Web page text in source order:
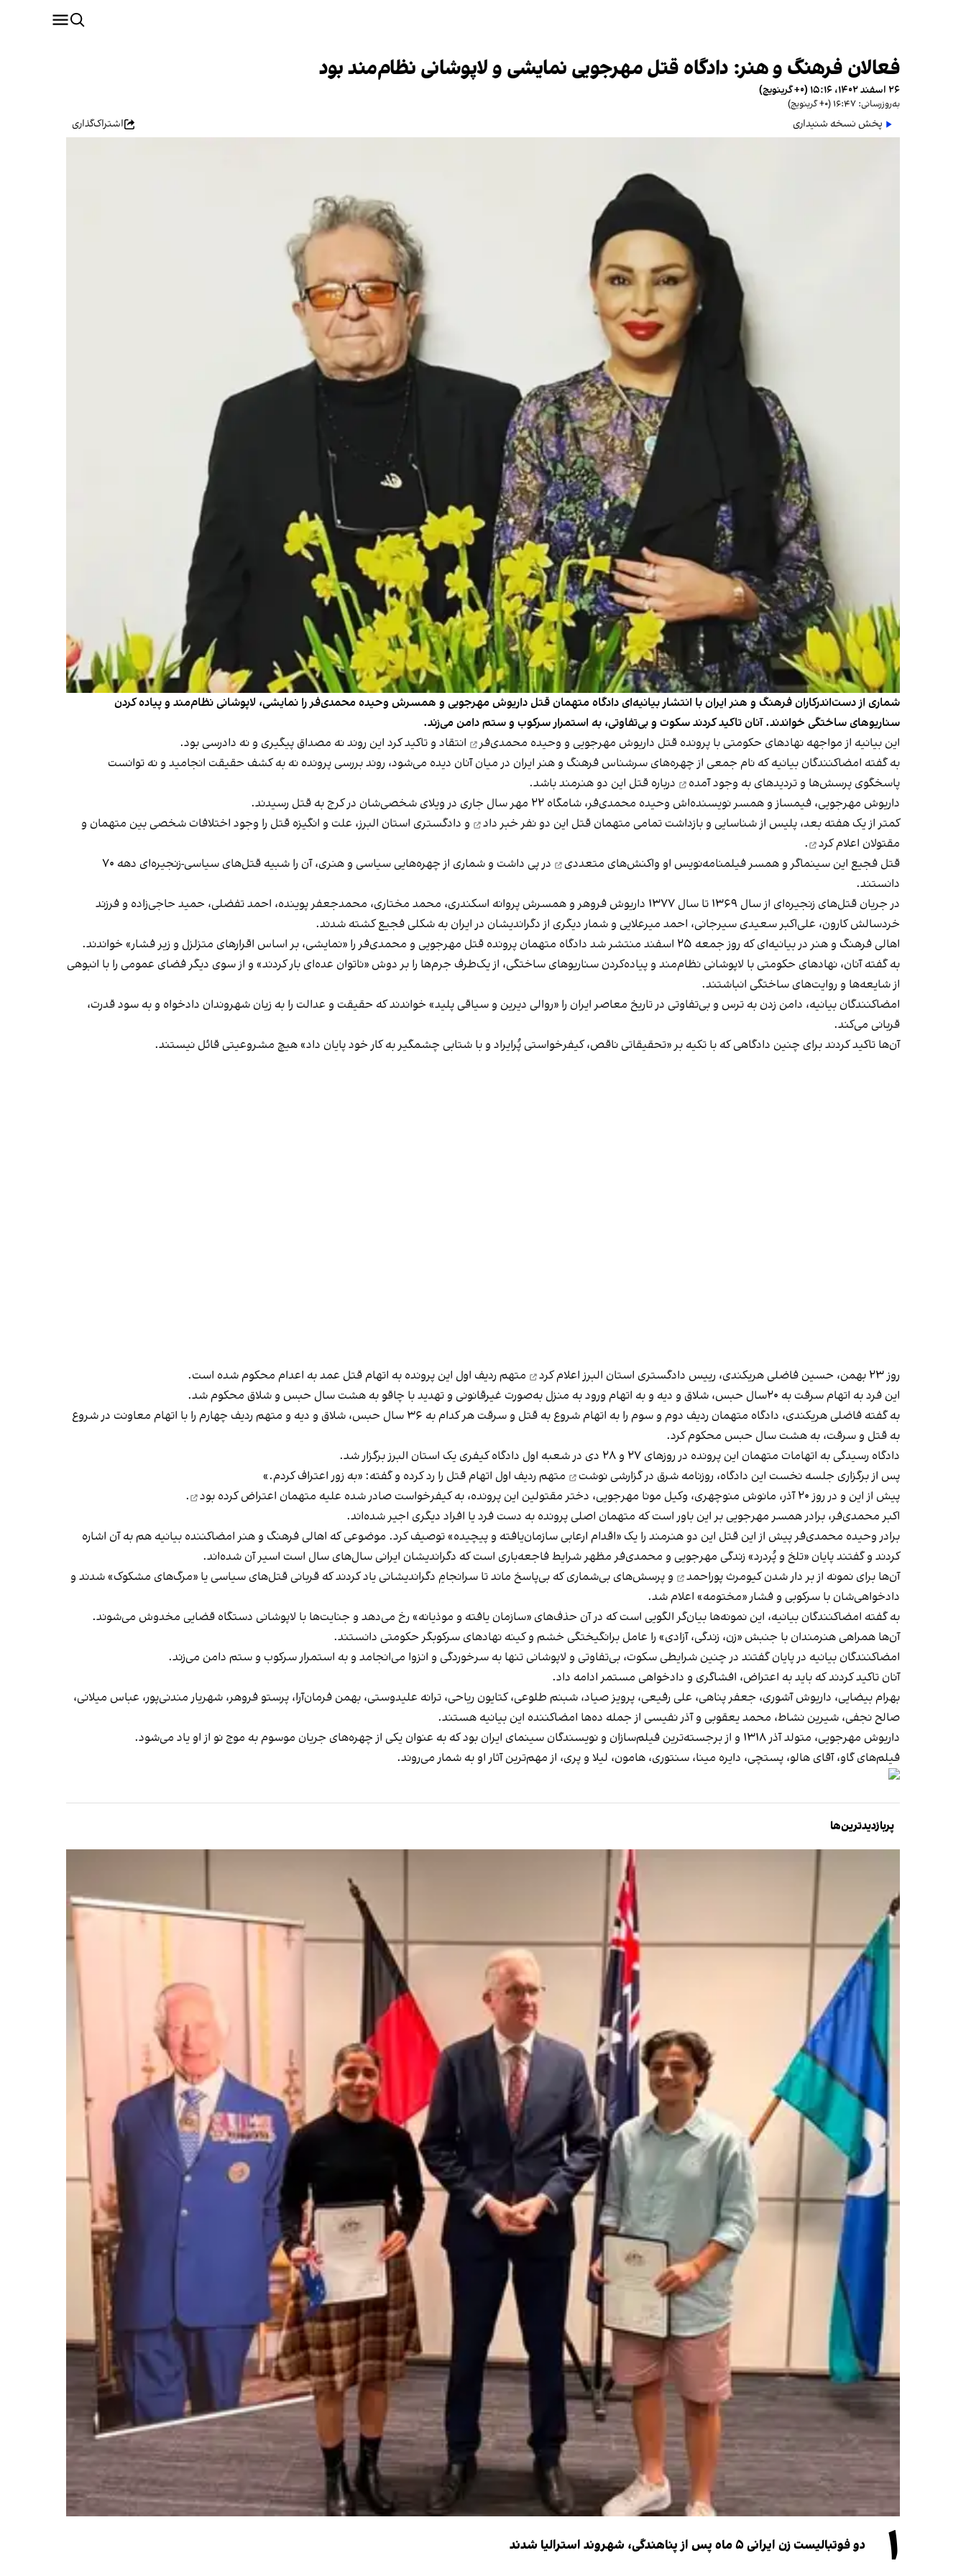
فعالان فرهنگ و هنر: دادگاه قتل مهرجویی نمایشی و لاپوشانی نظام‌مند بود
۲۶ اسفند ۱۴۰۲، ۱۵:۱۶ (‎+۰ گرینویچ)
به‌روزرسانی: ۱۶:۴۷ (‎+۰ گرینویچ)
پخش نسخه شنیداری اشتراک‌گذاری
شماری از دست‌اندرکاران فرهنگ و هنر ایران با انتشار بیانیه‌ای دادگاه متهمان قتل داریوش مهرجویی و همسرش وحیده محمدی‌فر را نمایشی، لاپوشانی نظام‌مند و پیاده کردن
سناریوهای ساختگی خواندند. آنان تاکید کردند سکوت و بی‌تفاوتی، به استمرار سرکوب و ستم دامن می‌زند.
این بیانیه از مواجهه نهادهای حکومتی با پرونده قتل داریوش مهرجویی و وحیده محمدی‌فر
انتقاد و تاکید کرد این روند نه مصداق پیگیری و نه دادرسی بود.
به گفته امضاکنندگان بیانیه که نام جمعی از چهره‌های سرشناس فرهنگ و هنر ایران در میان آنان دیده می‌شود، روند بررسی پرونده نه به کشف حقیقت انجامید و نه توانست
پاسخگوی پرسش‌ها و تردیدهای به وجود آمده
درباره قتل این دو هنرمند باشد.
داریوش مهرجویی، فیمساز و همسر نویسنده‌اش وحیده محمدی‌فر، شامگاه ۲۲ مهر سال جاری در ویلای شخصی‌شان در کرج به قتل رسیدند.
کمتر از یک هفته بعد، ‌پلیس از شناسایی و بازداشت تمامی متهمان قتل این دو نفرخبر داد
و دادگستری استان البرز، علت و انگیزه قتل را وجود اختلافات شخصی بین متهمان و
مقتولان اعلام کرد
.
قتل فجیع این سینماگر و همسر فیلمنامه‌نویس او واکنش‌های متعددی
در پی داشت و شماری از چهره‌هایی سیاسی و هنری، آن را شبیه قتل‌های سیاسی-زنجیره‌ای دهه ۷۰
دانستند.
در جریان قتل‌های زنجیره‌ای از سال ۱۳۶۹ تا سال ۱۳۷۷ داریوش فروهر و همسرش پروانه اسکندری، محمد مختاری، محمدجعفر پوینده، احمد تفضلی، حمید حاجی‌زاده و فرزند
خردسالش کارون، علی‌اکبر سعیدی‌ سیرجانی، احمد میرعلایی و شمار دیگری از دگراندیشان در ایران به شکلی فجیع کشته شدند.
اهالی فرهنگ و هنر در بیانیه‌ای که روز جمعه ۲۵ اسفند منتشر شد دادگاه متهمان پرونده قتل مهرجویی و محمدی‌فر را «نمایشی، بر اساس اقرارهای متزلزل و‌ زیر فشار» خواندند.
به گفته آنان، نهادهای حکومتی با لاپوشانی‌ نظام‌مند و پیاده‌کردن سناریوهای ساختگی، از یک‌طرف جرم‌ها را بر دوش «ناتوان عده‌ای بار کردند» و از سوی دیگر فضای عمومی را با انبوهی
از شایعه‌ها و روایت‌های ساختگی انباشتند.
امضاکنندگان بیانیه، دامن زدن به ترس و بی‌تفاوتی در تاریخ معاصر ایران را «روالی دیرین و سیاقی پلید» خواندند که حقیقت و عدالت را به زیان شهروندان دادخواه و به سود قدرت،
قربانی می‌کند.
آن‌ها تاکید کردند برای چنین دادگاهی که با تکیه بر «تحقیقاتی ناقص، کیفرخواستی پُرایراد و با شتابی چشمگیر به کار خود پایان داد» هیچ مشروعیتی قائل نیستند.
روز ۲۳ بهمن، حسین فاضلی هریکندی، رییس دادگستری استان البرز اعلام کرد
متهم ردیف اول این پرونده به اتهام قتل عمد به اعدام محکوم شده است.
این فرد به اتهام سرقت به ۲۰سال حبس، شلاق و دیه و به اتهام ورود به منزل به‌صورت غیرقانونی و تهدید با چاقو به هشت سال حبس و شلاق محکوم شد.
به گفته فاضلی هریکندی، دادگاه متهمان ردیف دوم و سوم را به‌ اتهام شروع به قتل و سرقت هر کدام به ۳۶ سال حبس، شلاق و دیه و متهم ردیف چهارم را با اتهام معاونت در شروع
به قتل و سرقت، به هشت سال حبس محکوم کرد.
دادگاه رسیدگی به اتهامات متهمان این پرونده در روزهای ۲۷ و ۲۸ دی در شعبه اول دادگاه کیفری یک استان البرز برگزار شد.
پس از برگزاری جلسه نخست این دادگاه، روزنامه شرق در گزارشی نوشت
متهم ردیف اول اتهام قتل را رد کرده و گفته: «به زور اعتراف کردم.»
پیش از این و در روز ۲۰ آذر، مانوش منوچهری، وکیل مونا مهرجویی، دختر مقتولین این پرونده، به کیفرخواست صادر شده علیه متهمان
اعتراض کرده بود
.
اکبر محمدی‌فر، برادر همسر مهرجویی بر این باور است که متهمان اصلی پرونده به دست فرد یا افراد دیگری اجیر شده‌اند.
برادر وحیده محمدی‌فر پیش از این قتل این دو هنرمند را یک «اقدام ارعابی سازمان‌یافته و پیچیده» توصیف کرد. موضوعی که اهالی فرهنگ و هنر امضاکننده بیانیه هم به آن اشاره
کردند و گفتند پایان «تلخ و پُردرد» زندگی مهرجویی و محمدی‌فر مظهر شرایط فاجعه‌باری ا‌ست که دگراندیشان ایرانی سال‌های سال است اسیر آن شده‌اند.
آن‌ها برای نمونه ازبر دار شدن کیومرث پوراحمد
و پرسش‌های بی‌شماری که بی‌پاسخ ماند تا سرانجامِ دگراندیشانی یاد کردند که قربانی قتل‌های سياسی يا «مرگ‌های مشکوک» شدند و
دادخواهی‌شان با سرکوبی و فشار «مختومه» اعلام ‌شد.
به گفته امضاکنندگان بیانیه، این نمونه‌ها بیان‌گر الگویی است که در آن حذف‌های «سازمان یافته و موذیانه» رخ می‌دهد و جنایت‌ها با لاپوشانی دستگاه قضایی مخدوش می‌شوند.
آن‌ها همراهی هنرمندان با جنبش «زن، زندگی، آزادی» را عامل برانگیختگی خشم و کینه‌ نهادهای سرکوبگر حکومتی دانستند.
امضاکنندگان بیانیه در پایان گفتند در چنین شرایطی سکوت، بی‌تفاوتی و لاپوشانی تنها به سرخوردگی و انزوا می‌انجامد و به استمرار سرکوب و ستم دامن می‌زند.
آنان تاکید کردند که باید به اعتراض، افشاگری و دادخواهی مستمر ادامه داد.
بهرام بیضایی، داریوش آشوری، جعفر پناهی، علی رفیعی، پرویز صیاد، شبنم طلوعی، کتایون ریاحی، ‌ترانه علیدوستی، بهمن فرمان‌آرا، پرستو فروهر، شهریار مندنی‌پور، عباس میلانی،
صالح نجفی، شیرین نشاط، محمد یعقوبی و آذر نفیسی از جمله ده‌ها امضاکننده این بیانیه هستند.
داریوش مهرجویی، متولد آذر ۱۳۱۸ و از برجسته‌ترین فیلم‌سازان و نویسندگان سینمای ایران بود که به عنوان یکی از چهره‌های جریان موسوم به موج نو از او یاد می‌شود.
فیلم‌های گاو، آقای هالو، پستچی، دایره مینا، سنتوری،‌ هامون، لیلا و پری، از مهم‌ترین آثار او به شمار می‌روند.
پربازدیدترین‌ها
۱ دو فوتبالیست زن ایرانی ۵ ماه پس از پناهندگی، شهروند استرالیا شدند